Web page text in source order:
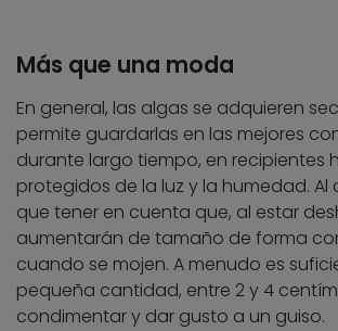
Más que una moda
En general, las algas se adquieren
permite guardarlas en las mejores
durante largo tiempo, en recipientes
protegidos de la luz y la humedad. Al
que tener en cuenta que, al estar
aumentarán de tamaño de forma
cuando se mojen. A menudo es
pequeña cantidad, entre 2 y 4
condimentar y dar gusto a un guiso.